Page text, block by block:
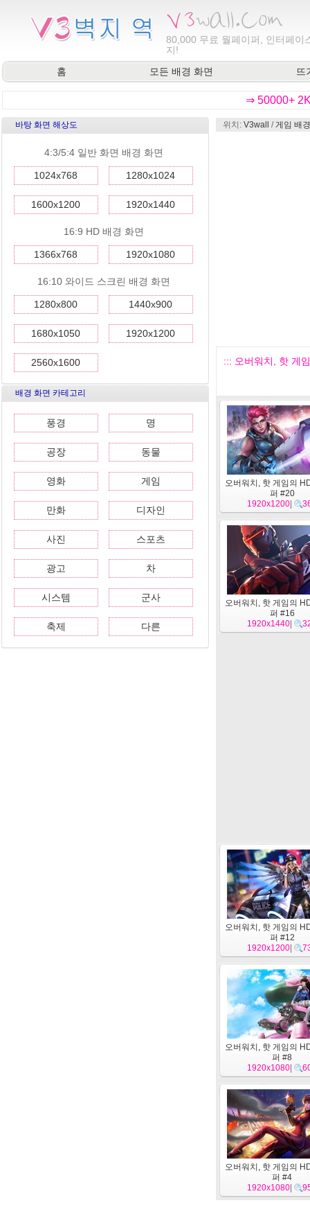
80,000 무료 월페이퍼, 인터페이
지!
홈
모든 배경 화면 뜨
⇒ 50000+
바탕 화면 해상도
4:3/5:4 일반 화면 배경 화면
1024x768 1280x1024
1600x1200 1920x1440
16:9 HD 배경 화면
1366x768 1920x1080
16:10 와이드 스크린 배경 화면
1280x800 1440x900
1680x1050 1920x1200
2560x1600
배경 화면 카테고리
풍경 명
공장 동물
영화 게임
만화 디자인
사진 스포츠
광고 차
시스템 군사
축제 다른
위치: V3wall /게임 배
::: 오버워치, 핫 게
오버워치, 핫 게임의
퍼 #20
1920x1200
오버워치, 핫 게임의
퍼 #16
1920x1440
오버워치, 핫 게임의
퍼 #12
1920x1200
오버워치, 핫 게임의
퍼 #8
1920x1080
오버워치, 핫 게임의
퍼 #4
1920x1080